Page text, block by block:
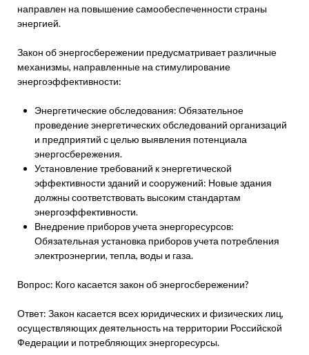
направлен на повышение самообеспеченности страны
энергией.
Закон об энергосбережении предусматривает различные
механизмы, направленные на стимулирование
энергоэффективности:
Энергетические обследования: Обязательное
проведение энергетических обследований организаций
и предприятий с целью выявления потенциала
энергосбережения.
Установление требований к энергетической
эффективности зданий и сооружений: Новые здания
должны соответствовать высоким стандартам
энергоэффективности.
Внедрение приборов учета энергоресурсов:
Обязательная установка приборов учета потребления
электроэнергии, тепла, воды и газа.
Вопрос: Кого касается закон об энергосбережении?
Ответ: Закон касается всех юридических и физических лиц,
осуществляющих деятельность на территории Российской
Федерации и потребляющих энергоресурсы.